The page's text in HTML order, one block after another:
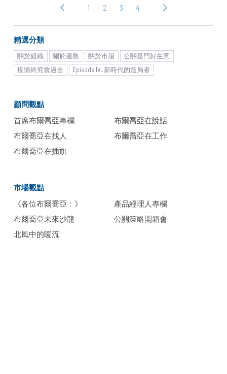
‹ 上
頁
1 2 3 4
下
頁 ›
精選分類
關於組織 關於服務 關於市場
公關是門好生意
疫情終究會過去
Episode IV_新時代的造局者
顧問觀點
首席布爾喬亞專欄
布爾喬亞在說話
布爾喬亞在找人
布爾喬亞在工作
布爾喬亞在插旗
市場觀點
《各位布爾喬亞：》
產品經理人專欄
布爾喬亞未來沙龍
公關策略開箱會
北風中的暖流